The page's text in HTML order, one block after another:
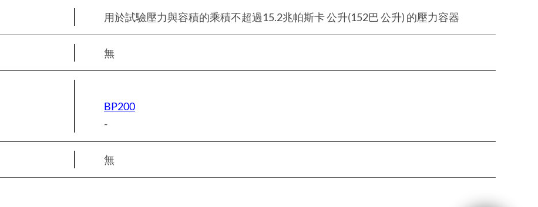
用於試驗壓力與容積的乘積不超過15.2兆帕斯卡 公升(152巴 公升) 的壓力容器
無
BP200
-
無